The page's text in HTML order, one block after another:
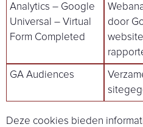
Analytics – Google
Universal – Virtual
Form Completed
door
GA Audiences
Deze cookies bieden